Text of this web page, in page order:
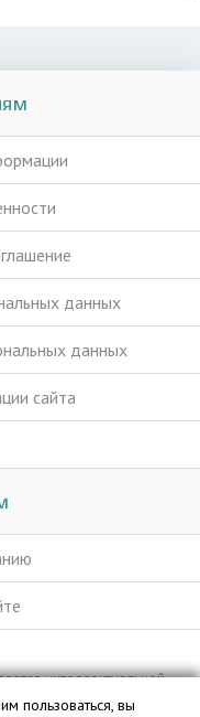
данных
данных
сайта
интеллектуальной
законом.
пользоваться, вы